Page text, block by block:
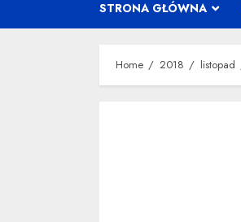
STRONA GŁÓWNA
Home 2018 listopad